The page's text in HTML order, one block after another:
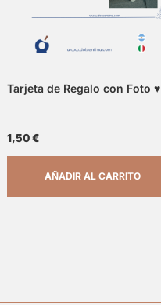
Tarjeta de Regalo con Foto ♥
1,50€
AÑADIR AL CARRITO